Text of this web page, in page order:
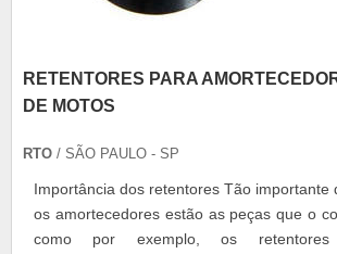
RETENTORES PARA
DE MOTOS
RTO / SÃO PAULO - SP
Importância dos retentores Tão importante
os amortecedores estão as peças que o
como por exemplo, os